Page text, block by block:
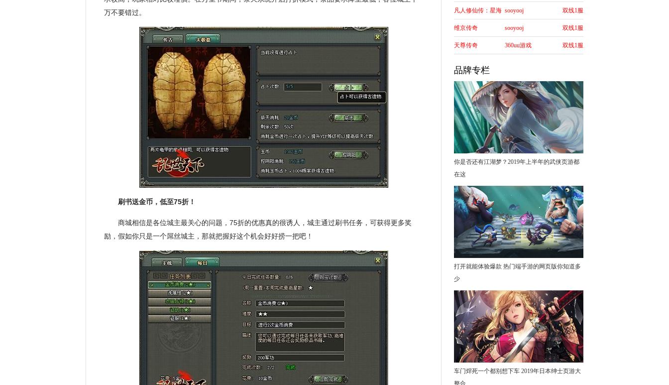
万不要错过。
刷书送金币，低至75折！
商城相信是各位城主最关心的问题，75折的优惠真的很诱人，城主通过刷书任务，可获得更多奖
励，假如你只是一个屌丝城主，那就把握好这个机会好好捞一把吧！
凡人修仙传：星海
飞驰
sooyooj 双线1服
维京传奇 sooyooj 双线1服
天尊传奇 360uu游戏 双线1服
品牌专栏
你是否还有江湖梦？2019年上半年的武侠页游都
在这
打开就能体验爆款 热门端手游的网页版你知道多
少
车门焊死一个都别想下车 2019年日本绅士页游大
整合